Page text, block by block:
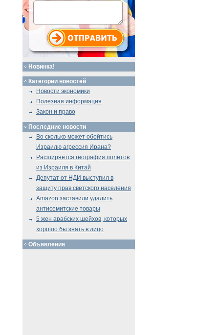
Новинка!
Категории новостей
Новости экономики
Полезная информация
Закон и право
Последние новости
Во сколько может обойтись
Израилю агрессия Ирана?
Расширяется география полетов
из Израиля в Китай
Депутат от НДИ выступил в
защиту прав светского населения
Amazon заставили удалить
антисемитские товары
5 жен арабских шейхов, которых
хорошо бы знать в лицо
Объявления